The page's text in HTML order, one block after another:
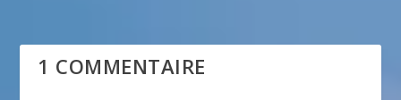
1 COMMENTAIRE